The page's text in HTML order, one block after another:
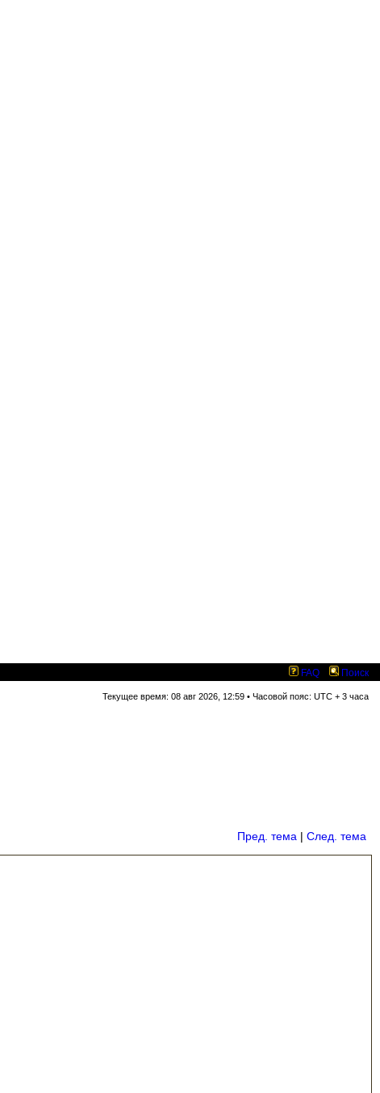
FAQ Поиск
Текущее время: 08 авг 2026, 12:59 • Часовой пояс: UTC + 3 часа
Пред. тема | След. тема